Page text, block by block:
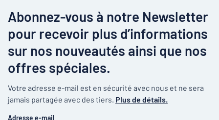
Abonnez-vous à notre Newsletter
pour recevoir plus d’informations
sur nos nouveautés ainsi que nos
offres spéciales.
Votre adresse e-mail est en sécurité avec nous et ne sera
jamais partagée avec des tiers. Plus de détails.
Adresse e-mail